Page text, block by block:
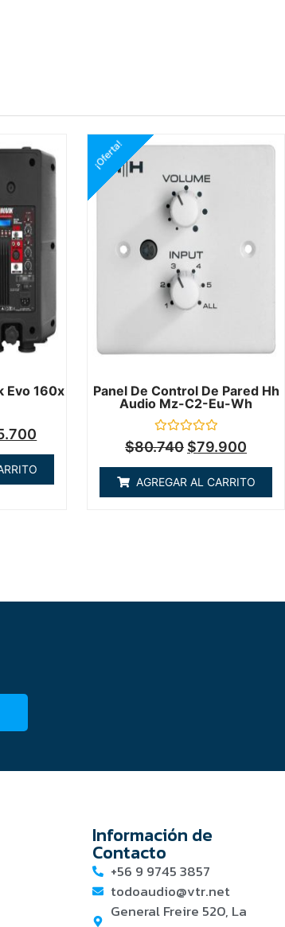
Evo 160x
Panel De Control De Pared Hh
Audio Mz-C2-Eu-Wh
Valorado
en
5
¡Oferta!
$80.740 $79.900
AGREGAR AL CARRITO
Información de
Contacto
+56 9 9745 3857
todoaudio@vtr.net
General Freire 520, La